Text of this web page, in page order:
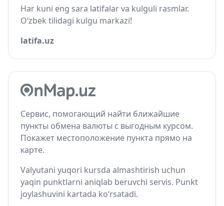
Har kuni eng sara latifalar va kulguli rasmlar.
O‘zbek tilidagi kulgu markazi!
latifa.uz
Сервис, помогающий найти ближайшие
пункты обмена валюты с выгодным курсом.
Покажет местоположение пункта прямо на
карте.
Valyutani yuqori kursda almashtirish uchun
yaqin punktlarni aniqlab beruvchi servis. Punkt
joylashuvini kartada ko‘rsatadi.